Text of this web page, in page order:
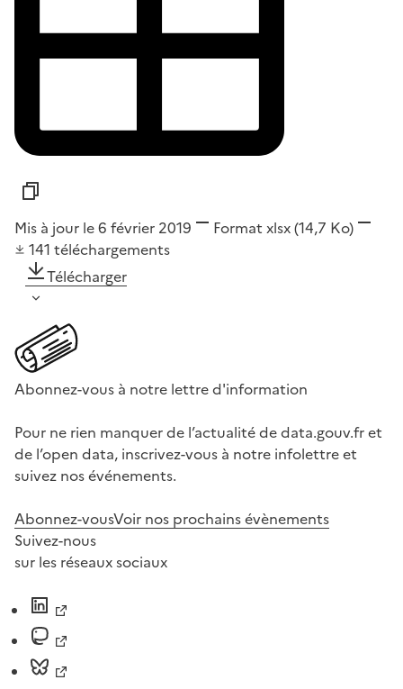
Mis à jour le 6 février 2019 Format xlsx(14,7 Ko)
141 téléchargements
Télécharger
Abonnez-vous à notre lettre d'information
Pour ne rien manquer de l’actualité de data.gouv.fr et
de l’open data, inscrivez-vous à notre infolettre et
suivez nos événements.
Abonnez-vousVoir nos prochains évènements
Suivez-nous
sur les réseaux sociaux